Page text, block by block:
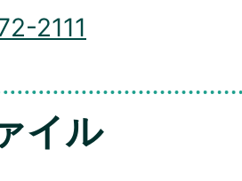
2111
イル